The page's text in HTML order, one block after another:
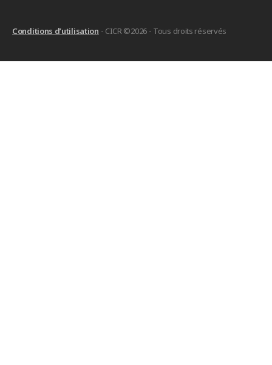
Conditions d’utilisation - CICR ©2026 - Tous droits réservés